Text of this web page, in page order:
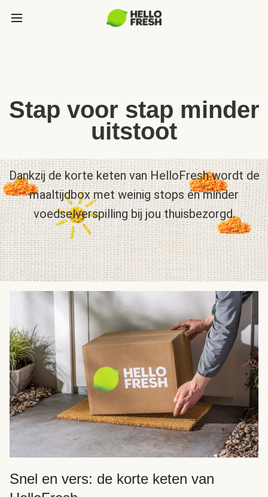
Stap voor stap minder
uitstoot
Dankzij de korte keten van HelloFresh wordt de
maaltijdbox met weinig stops én minder
voedselverspilling bij jou thuisbezorgd.
Snel en vers: de korte keten van